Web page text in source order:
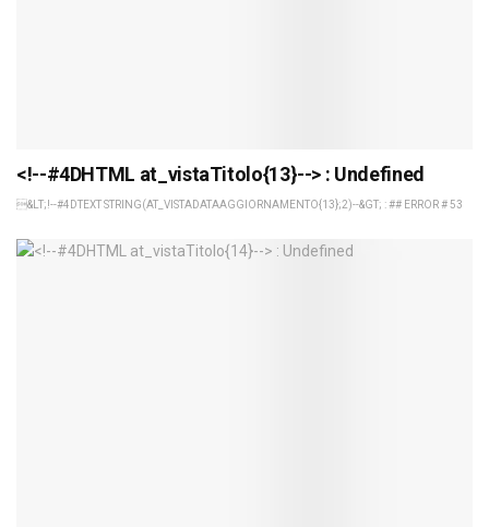
<!--#4DHTML at_vistaTitolo{13}--> : Undefined
&LT;!--#4DTEXT STRING(AT_VISTADATAAGGIORNAMENTO{13};2)--&GT; : ## ERROR # 53